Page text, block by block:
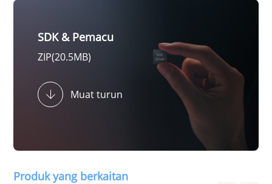
SDK & Pemacu
ZIP(20.5MB)
Muat turun
Produk yang berkaitan